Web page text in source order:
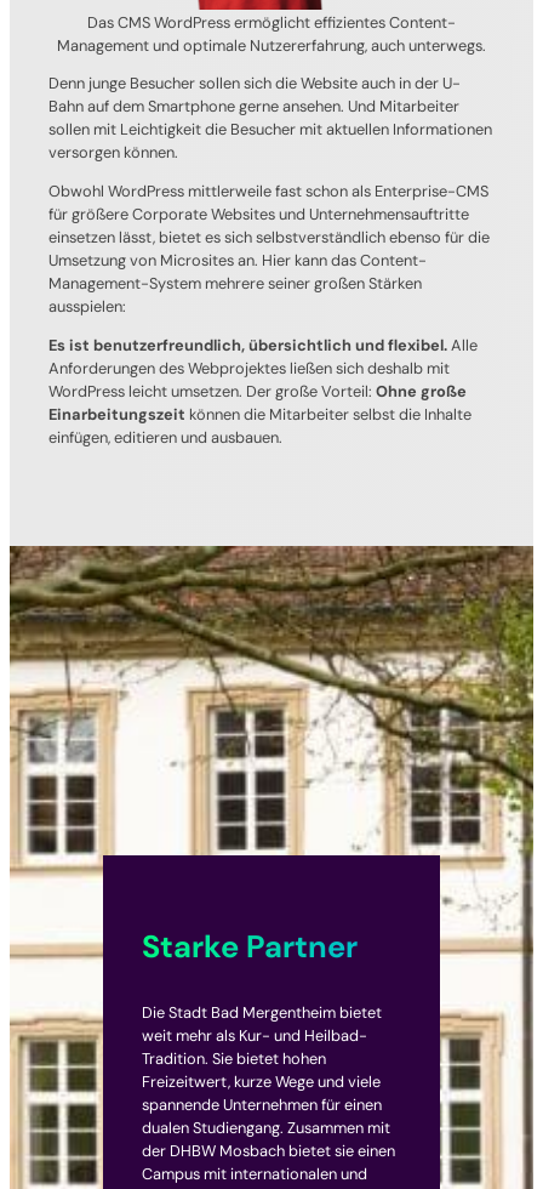
Das CMS WordPress ermöglicht effizientes Content-
Management und optimale Nutzererfahrung, auch unterwegs.
Denn junge Besucher sollen sich die Website auch in der U-
Bahn auf dem Smartphone gerne ansehen. Und Mitarbeiter
sollen mit Leichtigkeit die Besucher mit aktuellen Informationen
versorgen können.
Obwohl WordPress mittlerweile fast schon als Enterprise-CMS
für größere Corporate Websites und Unternehmensauftritte
einsetzen lässt, bietet es sich selbstverständlich ebenso für die
Umsetzung von Microsites an. Hier kann das Content-
Management-System mehrere seiner großen Stärken
ausspielen:
Es ist benutzerfreundlich, übersichtlich und flexibel.Alle
Anforderungen des Webprojektes ließen sich deshalb mit
WordPress leicht umsetzen. Der große Vorteil: Ohne große
Einarbeitungszeit können die Mitarbeiter selbst die Inhalte
einfügen, editieren und ausbauen.
Starke Partner
Die Stadt Bad Mergentheim bietet
weit mehr als Kur- und Heilbad-
Tradition. Sie bietet hohen
Freizeitwert, kurze Wege und viele
spannende Unternehmen für einen
dualen Studiengang. Zusammen mit
der DHBW Mosbach bietet sie einen
Campus mit internationalen und